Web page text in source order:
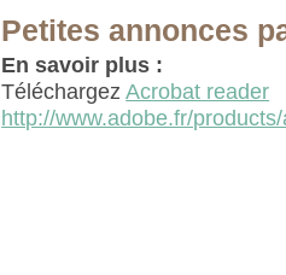
Petites annonces
En savoir plus :
TéléchargezAcrobat reader
http://www.adobe.fr/